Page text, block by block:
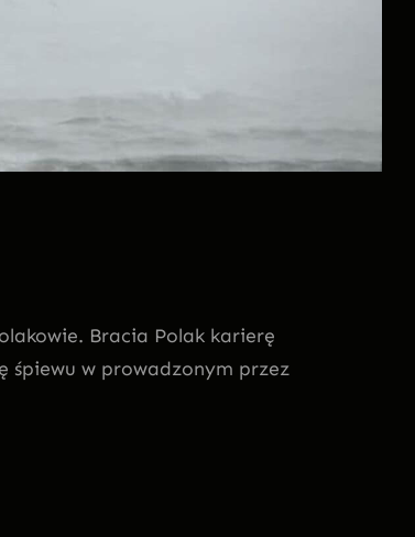
Bracia Polak karierę
śpiewu w prowadzonym przez